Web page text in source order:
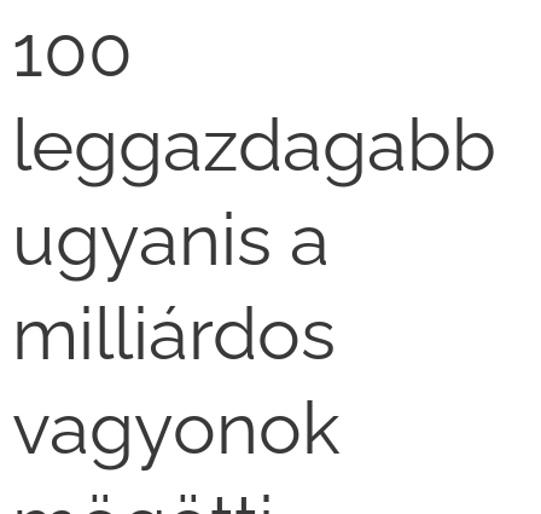
100
leggazdagabb
ugyanis a
milliárdos
vagyonok